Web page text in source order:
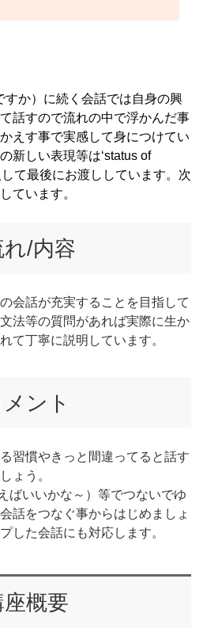
すか）に続く会話では自身の興
話すので流れの中で浮かんだ事
えす事で実感して身につけてい
新しい表現等は‘status of
て最後にお渡ししています。次
ています。
/内容
会話が充実することを目指して
法等の質問があれば実際に生か
て丁寧に説明しています。
ント
習慣やきっと間違ってると話す
ょう。
ばいいかな～）等でつないでゆ
話をつなぐ事からはじめましょ
した会話にも対応します。
概要